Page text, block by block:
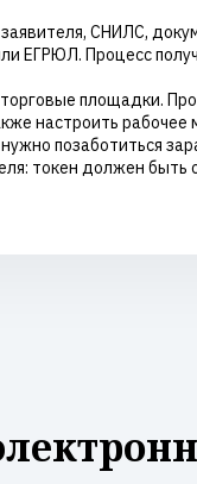
СНИЛС,
ЕГРЮЛ. Процесс
площадки.
настроить
позаботиться
токен должен